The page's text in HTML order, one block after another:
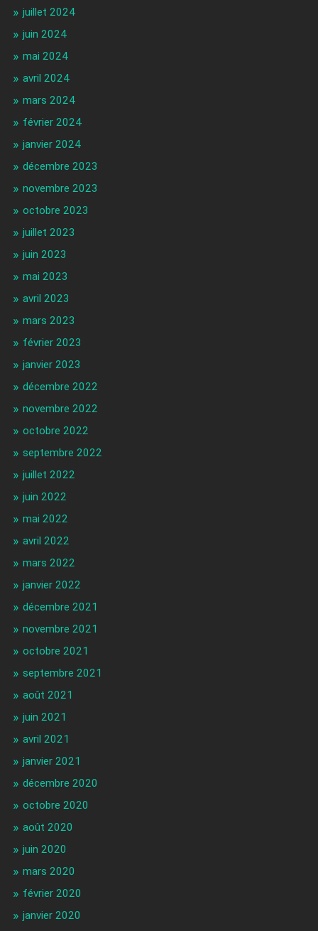
juillet 2024
juin 2024
mai 2024
avril 2024
mars 2024
février 2024
janvier 2024
décembre 2023
novembre 2023
octobre 2023
juillet 2023
juin 2023
mai 2023
avril 2023
mars 2023
février 2023
janvier 2023
décembre 2022
novembre 2022
octobre 2022
septembre 2022
juillet 2022
juin 2022
mai 2022
avril 2022
mars 2022
janvier 2022
décembre 2021
novembre 2021
octobre 2021
septembre 2021
août 2021
juin 2021
avril 2021
janvier 2021
décembre 2020
octobre 2020
août 2020
juin 2020
mars 2020
février 2020
janvier 2020